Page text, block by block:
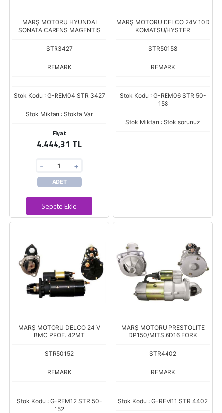
MARŞ MOTORU HYUNDAI
SONATA CARENS MAGENTIS
STR3427
REMARK
Stok Kodu : G-REM04 STR 3427
Stok Miktarı : Stokta Var
Fiyat
4.444,31 TL
- +
ADET
Sepete Ekle
MARŞ MOTORU DELCO 24V 10D
KOMATSU/HYSTER
STR50158
REMARK
Stok Kodu : G-REM06 STR 50-
158
Stok Miktarı : Stok sorunuz
MARŞ MOTORU DELCO 24 V
BMC PROF. 42MT
STR50152
REMARK
Stok Kodu : G-REM12 STR 50-
152
MARŞ MOTORU PRESTOLITE
DP150/MITS.6D16 FORK
STR4402
REMARK
Stok Kodu : G-REM11 STR 4402